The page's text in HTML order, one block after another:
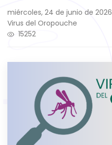
miércoles, 24 de junio de 2026
Virus del Oropouche
15252